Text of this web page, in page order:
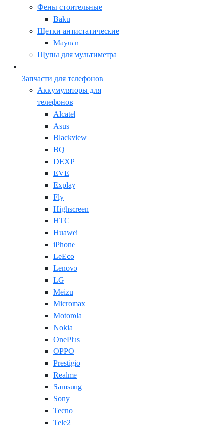
Фены стоительные
Baku
Щетки антистатические
Mayuan
Щупы для мультиметра
Запчасти для телефонов
Аккумуляторы для
телефонов
Alcatel
Asus
Blackview
BQ
DEXP
EVE
Explay
Fly
Highscreen
HTC
Huawei
iPhone
LeEco
Lenovo
LG
Meizu
Micromax
Motorola
Nokia
OnePlus
OPPO
Prestigio
Realme
Samsung
Sony
Tecno
Tele2